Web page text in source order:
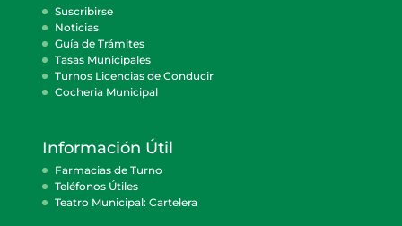
Suscribirse
Noticias
Guía de Trámites
Tasas Municipales
Turnos Licencias de Conducir
Cocheria Municipal
Información Útil
Farmacias de Turno
Teléfonos Útiles
Teatro Municipal: Cartelera